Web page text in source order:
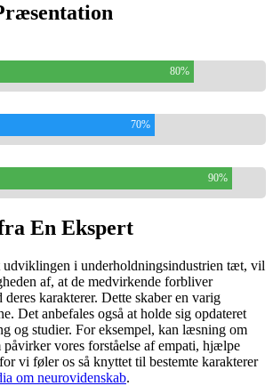
80%
70%
90%
En Ekspert
udviklingen i underholdningsindustrien tæt, vil
af, at de medvirkende forbliver
karakterer. Dette skaber en varig
Det anbefales også at holde sig opdateret
og studier. For eksempel, kan læsning om
påvirker vores forståelse af empati, hjælpe
vi føler os så knyttet til bestemte karakterer
om neurovidenskab.